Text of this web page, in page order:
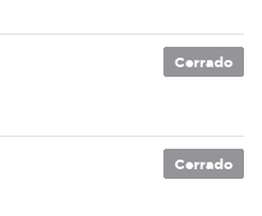
Cerrado
Cerrado